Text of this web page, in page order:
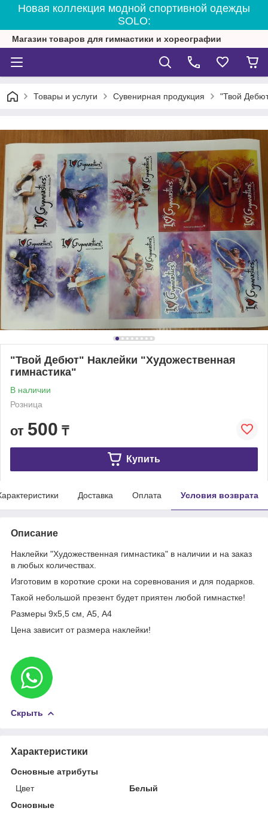
Новая коллекция модной спортивной одежды
SOLO:
Магазин товаров для гимнастики и хореографии
Товары и услуги Сувенирная продукция "Твой
"Твой Дебют" Наклейки "Художественная
гимнастика"
В наличии
Розница
от 500 ₸
Купить
Доставка Оплата Условия возврата
Описание
Наклейки "Художественная гимнастика" в наличии и на заказ
в любых количествах.
Изготовим в короткие сроки на соревнования и для подарков.
Такой небольшой презент будет приятен любой гимнастке!
Размеры 9х5,5 см, А5, А4
Цена зависит от размера наклейки!
Скрыть
Характеристики
Основные атрибуты
Цвет
Белый
Основные